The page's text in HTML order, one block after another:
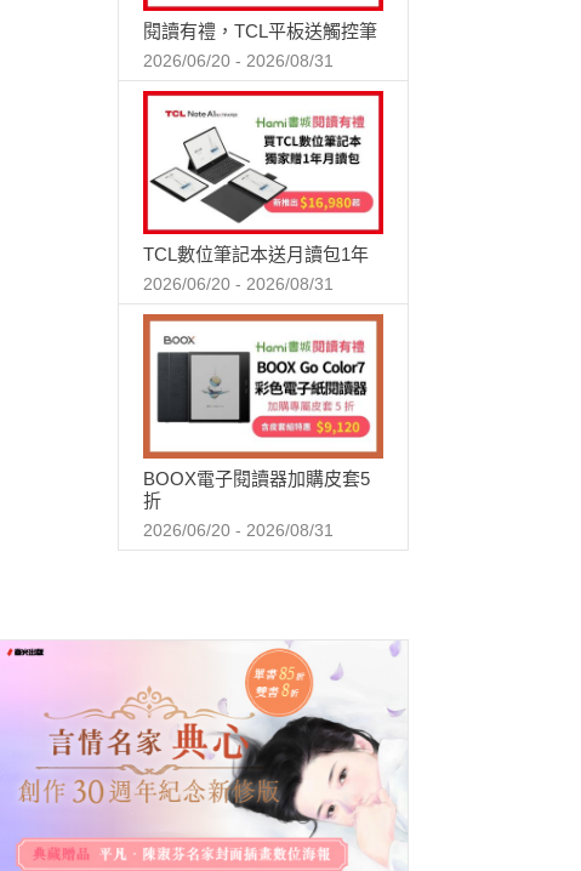
閱讀有禮，TCL平板送觸控筆
2026/06/20 - 2026/08/31
TCL數位筆記本送月讀包1年
2026/06/20 - 2026/08/31
BOOX電子閱讀器加購皮套5
折
2026/06/20 - 2026/08/31